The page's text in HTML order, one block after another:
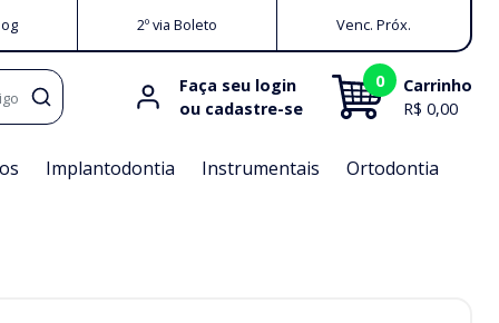
2º via Boleto Venc. Próx.
Faça seu login
ou cadastre-se
0
Carrinho
R$ 0,00
Implantodontia Instrumentais Ortodontia